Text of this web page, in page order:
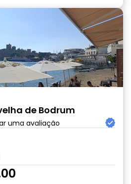
de Bodrum
uma avaliação